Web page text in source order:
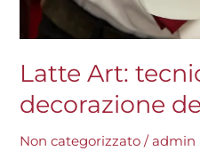
Latte Art:
decorazione
Non categorizzato /admin